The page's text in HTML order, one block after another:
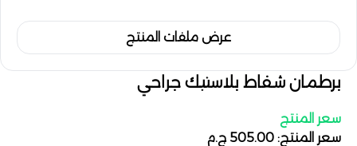
عرض ملفات المنتج
برطمان شفاط بلاستيك جراحي
سعر المنتج
سعر المنتج: 505.00 ج.م